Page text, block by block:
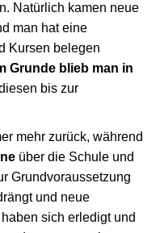
Natürlich kamen neue
man hat eine
Kursen belegen
Grunde blieb man in
bis zur
mehr zurück, während
über die Schule und
Grundvoraussetzung
und neue
sich erledigt und